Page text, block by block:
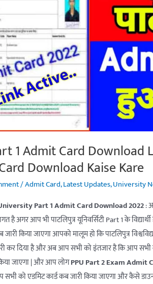
1 Admit Card Download
Download Kaise Kare
/Admit Card,Latest Updates,University
Part 1 Admit Card Download 2022:
है अगर आप भी पाटलिपुत्र यूनिवर्सिटी Part 1 के
जारी किया जाएगा आपको मालूम हो कि पाटलिपुत्र
कर दिया है और अब आप सभी को इंतजार है कि आप सभी
जाएगा | और आप लोगPPU Part 2 Exam Admit
को एडमिट कार्ड कब जारी किया जाएगा और कैसे